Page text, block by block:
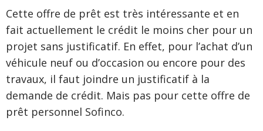
Cette offre de prêt est très intéressante et en
fait actuellement le crédit le moins cher pour un
projet sans justificatif. En effet, pour l’achat d’un
véhicule neuf ou d’occasion ou encore pour des
travaux, il faut joindre un justificatif à la
demande de crédit. Mais pas pour cette offre de
prêt personnel Sofinco.